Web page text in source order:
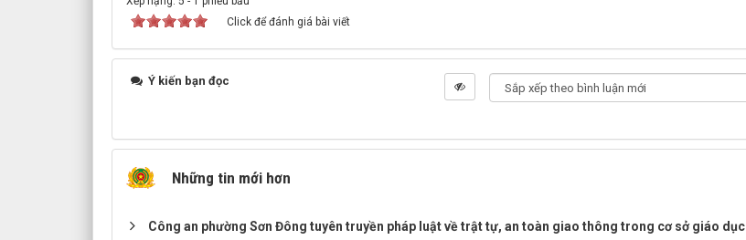
Click để đánh giá bài viết
Ý kiến bạn đọc
Những tin mới hơn
Công an phường Sơn Đông tuyên truyền pháp luật về trật tự, an toàn giao thông trong cơ sở giáo dục